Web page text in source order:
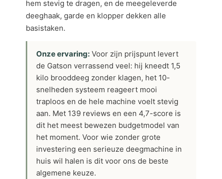
hem stevig te dragen, en de meegeleverde
deeghaak, garde en klopper dekken alle
basistaken.
Onze ervaring: Voor zijn prijspunt levert
de Gatson verrassend veel: hij kneedt 1,5
kilo brooddeeg zonder klagen, het 10-
snelheden systeem reageert mooi
traploos en de hele machine voelt stevig
aan. Met 139 reviews en een 4,7-score is
dit het meest bewezen budgetmodel van
het moment. Voor wie zonder grote
investering een serieuze deegmachine in
huis wil halen is dit voor ons de beste
algemene keuze.